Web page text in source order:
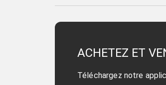
ACHETEZ ET
Téléchargez notre